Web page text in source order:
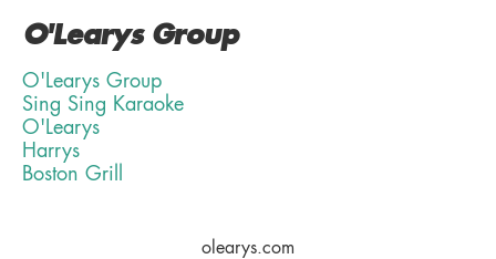
O'Learys Group
O'Learys Group
Sing Sing Karaoke
O'Learys
Harrys
Boston Grill
olearys.com